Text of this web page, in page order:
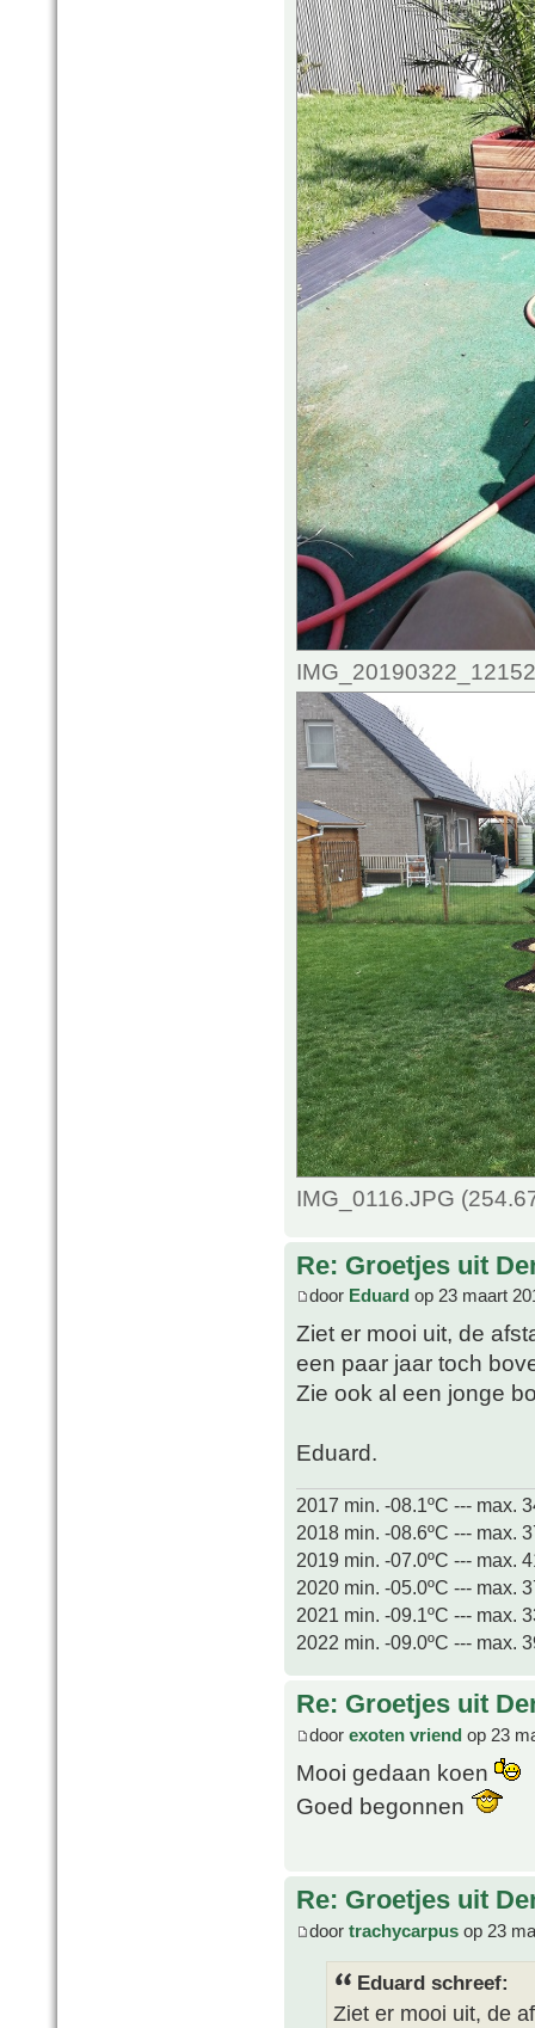
IMG_0116.JPG
Re: Groetjes uit
door Eduard op 23 maart
Ziet er mooi uit, de
een paar jaar toch
Zie ook al een jonge
Eduard.
2017 min. -08.1ºC --- max.
2018 min. -08.6ºC --- max.
2019 min. -07.0ºC --- max.
2020 min. -05.0ºC --- max.
2021 min. -09.1ºC --- max.
2022 min. -09.0ºC --- max.
Re: Groetjes uit
door exoten vriend op 23
Mooi gedaan koen
Goed begonnen
Re: Groetjes uit
door trachycarpus op 23
Eduard schreef:
Ziet er mooi uit, de